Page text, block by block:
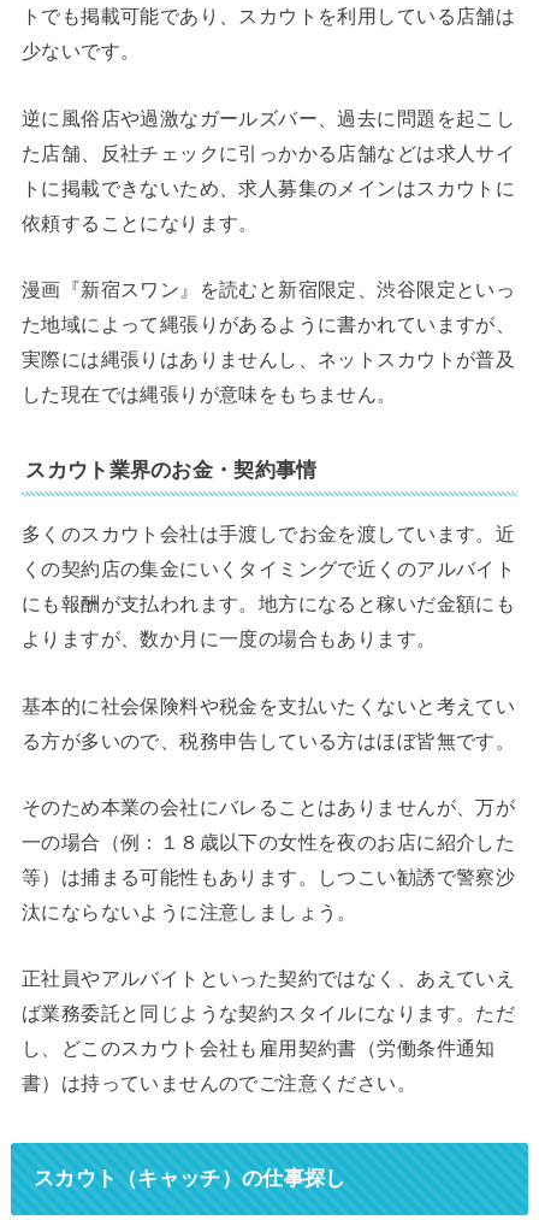
トでも掲載可能であり、スカウトを利用している店舗は
少ないです。
逆に風俗店や過激なガールズバー、過去に問題を起こし
た店舗、反社チェックに引っかかる店舗などは求人サイ
トに掲載できないため、求人募集のメインはスカウトに
依頼することになります。
漫画『新宿スワン』を読むと新宿限定、渋谷限定といっ
た地域によって縄張りがあるように書かれていますが、
実際には縄張りはありませんし、ネットスカウトが普及
した現在では縄張りが意味をもちません。
スカウト業界のお金・契約事情
多くのスカウト会社は手渡しでお金を渡しています。近
くの契約店の集金にいくタイミングで近くのアルバイト
にも報酬が支払われます。地方になると稼いだ金額にも
よりますが、数か月に一度の場合もあります。
基本的に社会保険料や税金を支払いたくないと考えてい
る方が多いので、税務申告している方はほぼ皆無です。
そのため本業の会社にバレることはありませんが、万が
一の場合（例：１８歳以下の女性を夜のお店に紹介した
等）は捕まる可能性もあります。しつこい勧誘で警察沙
汰にならないように注意しましょう。
正社員やアルバイトといった契約ではなく、あえていえ
ば業務委託と同じような契約スタイルになります。ただ
し、どこのスカウト会社も雇用契約書（労働条件通知
書）は持っていませんのでご注意ください。
スカウト（キャッチ）の仕事探し